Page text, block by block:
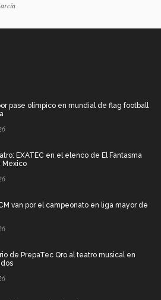
pase olímpico en mundial de flag football
EXATEC en el elenco de El Fantasma
Mexico
van por el campeonato en liga mayor de
de PrepaTec Qro al teatro musical en